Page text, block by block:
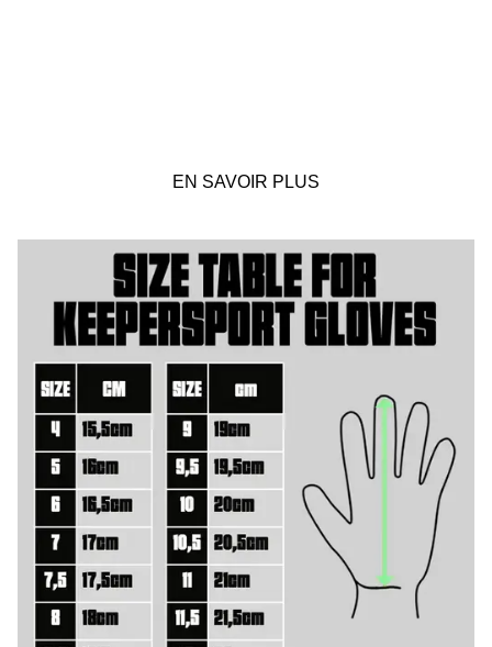
EN SAVOIR PLUS